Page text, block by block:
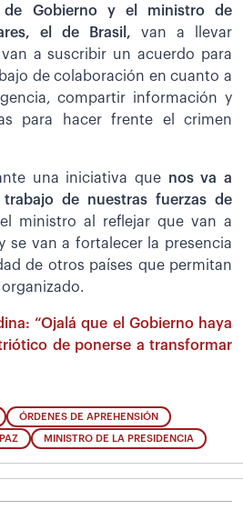
de Gobierno y el ministro de
el de Brasil, van a llevar
a suscribir un acuerdo para
de colaboración en cuanto a
compartir información y
para hacer frente el crimen
una iniciativa que nos va a
de nuestras fuerzas de
ministro al reflejar que van a
se van a fortalecer la presencia
de otros países que permitan
“Ojalá que el Gobierno haya
de ponerse a transformar
ÓRDENES DE APREHENSIÓN
MINISTRO DE LA PRESIDENCIA